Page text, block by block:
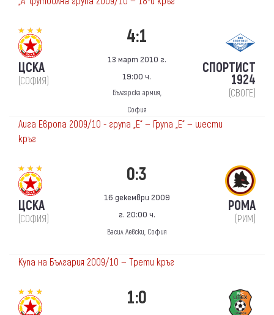
ЦСКА
(СОФИЯ)
4:1
13 март 2010 г.
19:00 ч.
Българска армия,
София
СПОРТИСТ
1924
(СВОГЕ)
Лига Европа 2009/10 - група „Е“ — Група „E“ — шести
кръг
ЦСКА
(СОФИЯ)
0:3
16 декември 2009
г. 20:00 ч.
Васил Левски, София
РОМА
(РИМ)
Купа на България 2009/10 — Трети кръг
1:0